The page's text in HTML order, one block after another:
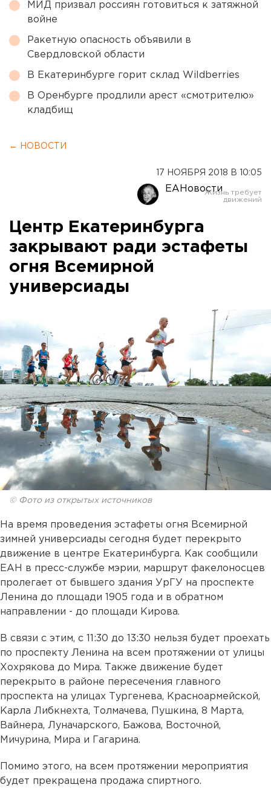
МИД призвал россиян готовиться к затяжной
войне
Ракетную опасность объявили в
Свердловской области
В Екатеринбурге горит склад Wildberries
В Оренбурге продлили арест «смотрителю»
кладбищ
← НОВОСТИ
17 НОЯБРЯ 2018 В 10:05
ЕАНовости
Центр Екатеринбурга
закрывают ради эстафеты
огня Всемирной
универсиады
© Фото из открытых источников
На время проведения эстафеты огня Всемирной
зимней универсиады сегодня будет перекрыто
движение в центре Екатеринбурга. Как сообщили
ЕАН в пресс-службе мэрии, маршрут факелоносцев
пролегает от бывшего здания УрГУ на проспекте
Ленина до площади 1905 года и в обратном
направлении - до площади Кирова.
В связи с этим, с 11:30 до 13:30 нельзя будет проехать
по проспекту Ленина на всем протяжении от улицы
Хохрякова до Мира. Также движение будет
перекрыто в районе пересечения главного
проспекта на улицах Тургенева, Красноармейской,
Карла Либкнехта, Толмачева, Пушкина, 8 Марта,
Вайнера, Луначарского, Бажова, Восточной,
Мичурина, Мира и Гагарина.
Помимо этого, на всем протяжении мероприятия
будет прекращена продажа спиртного.